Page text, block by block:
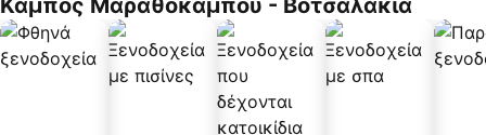
Κάμπος Μαραθόκαμπου - Βοτσαλάκια